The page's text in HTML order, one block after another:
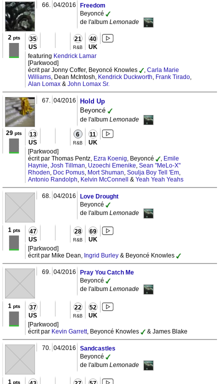
66. 04/2016
Freedom
Beyoncé
de l'album Lemonade
2pts 35
US
21
R&B
40
UK
featuring Kendrick Lamar
[Parkwood]
écrit par Jonny Coffer, Beyoncé Knowles
, Carla Marie
Williams, Dean McIntosh, Kendrick Duckworth, Frank Tirado,
Alan Lomax & John Lomax Sr.
67. 04/2016
Hold Up
Beyoncé
de l'album Lemonade
29 pts 13
US
6
R&B
11
UK
[Parkwood]
écrit par Thomas Pentz, Ezra Koenig, Beyoncé , Emile
Haynie, Josh Tillman, Uzoechi Emenike, Sean "MeLo-X"
Rhoden, Doc Pomus, Mort Shuman, Soulja Boy Tell 'Em,
Antonio Randolph, Kelvin McConnell & Yeah Yeah Yeahs
68. 04/2016
Love Drought
Beyoncé
de l'album Lemonade
1pts 47
US
28
R&B
69
UK
[Parkwood]
écrit par Mike Dean, Ingrid Burley & Beyoncé Knowles
69. 04/2016
Pray You Catch Me
Beyoncé
de l'album Lemonade
1pts 37
US
22
R&B
52
UK
[Parkwood]
écrit par Kevin Garrett, Beyoncé Knowles & James Blake
70. 04/2016
Sandcastles
Beyoncé
de l'album Lemonade
1pts